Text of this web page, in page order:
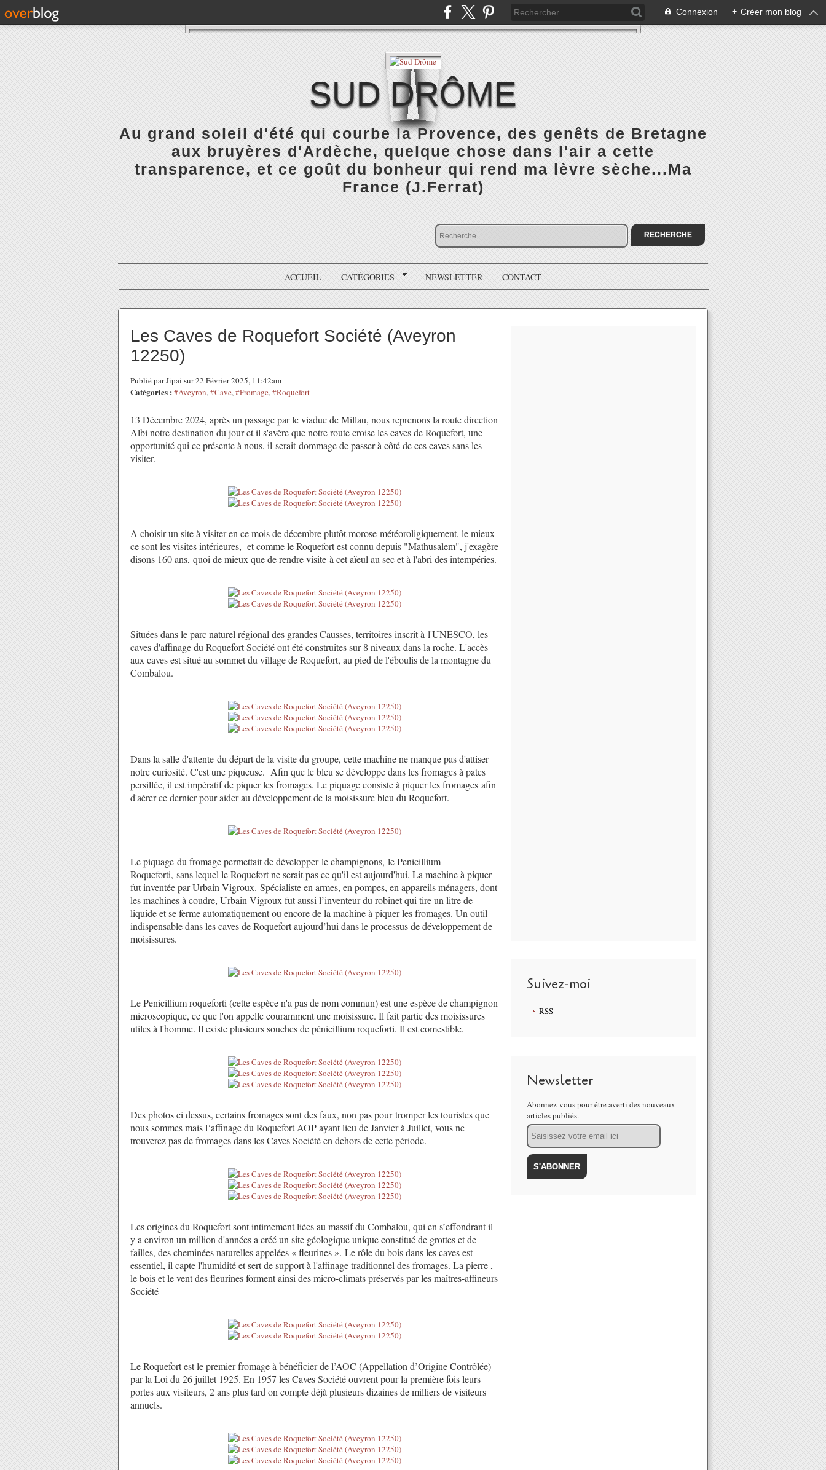
Connexion + Créer mon blog
SUD DRÔME
Au grand soleil d'été qui courbe la Provence, des genêts de Bretagne
aux bruyères d'Ardèche, quelque chose dans l'air a cette
transparence, et ce goût du bonheur qui rend ma lèvre sèche...Ma
France (J.Ferrat)
ACCUEIL CATÉGORIES NEWSLETTER CONTACT
Les Caves de Roquefort Société (Aveyron
12250)
Publié par Jipai sur 22 Février 2025, 11:42am
Catégories : #Aveyron,#Cave,#Fromage,#Roquefort
13 Décembre 2024, après un passage par le viaduc de Millau, nous reprenons la route direction
Albi notre destination du jour et il s'avère que notre route croise les caves de Roquefort, une
opportunité qui ce présente à nous, il serait dommage de passer à côté de ces caves sans les
visiter.
A choisir un site à visiter en ce mois de décembre plutôt morose météoroligiquement, le mieux
ce sont les visites intérieures, et comme le Roquefort est connu depuis "Mathusalem", j'exagère
disons 160 ans, quoi de mieux que de rendre visite à cet aïeul au sec et à l'abri des intempéries.
Situées dans le parc naturel régional des grandes Causses, territoires inscrit à l'UNESCO, les
caves d'affinage du Roquefort Société ont été construites sur 8 niveaux dans la roche. L'accès
aux caves est situé au sommet du village de Roquefort, au pied de l'éboulis de la montagne du
Combalou.
Dans la salle d'attente du départ de la visite du groupe, cette machine ne manque pas d'attiser
notre curiosité. C'est une piqueuse. Afin que le bleu se développe dans les fromages à pates
persillée, il est impératif de piquer les fromages. Le piquage consiste à piquer les fromages afin
d'aérer ce dernier pour aider au développement de la moisissure bleu du Roquefort.
Le piquage du fromage permettait de développer le champignons, le Penicillium
Roqueforti, sans lequel le Roquefort ne serait pas ce qu'il est aujourd'hui. La machine à piquer
fut inventée par Urbain Vigroux. Spécialiste en armes, en pompes, en appareils ménagers, dont
les machines à coudre, Urbain Vigroux fut aussi l’inventeur du robinet qui tire un litre de
liquide et se ferme automatiquement ou encore de la machine à piquer les fromages. Un outil
indispensable dans les caves de Roquefort aujourd’hui dans le processus de développement de
moisissures.
Le Penicillium roqueforti (cette espèce n'a pas de nom commun) est une espèce de champignon
microscopique, ce que l'on appelle couramment une moisissure. Il fait partie des moisissures
utiles à l'homme. Il existe plusieurs souches de pénicillium roqueforti. Il est comestible.
Des photos ci dessus, certains fromages sont des faux, non pas pour tromper les touristes que
nous sommes mais l‘affinage du Roquefort AOP ayant lieu de Janvier à Juillet, vous ne
trouverez pas de fromages dans les Caves Société en dehors de cette période.
Les origines du Roquefort sont intimement liées au massif du Combalou, qui en s’effondrant il
y a environ un million d'années a créé un site géologique unique constitué de grottes et de
failles, des cheminées naturelles appelées « fleurines ». Le rôle du bois dans les caves est
essentiel, il capte l'humidité et sert de support à l'affinage traditionnel des fromages. La pierre ,
le bois et le vent des fleurines forment ainsi des micro-climats préservés par les maîtres-affineurs
Société
Le Roquefort est le premier fromage à bénéficier de l’AOC (Appellation d’Origine Contrôlée)
par la Loi du 26 juillet 1925. En 1957 les Caves Société ouvrent pour la première fois leurs
portes aux visiteurs, 2 ans plus tard on compte déjà plusieurs dizaines de milliers de visiteurs
annuels.
Suivez-moi
RSS
Newsletter
Abonnez-vous pour être averti des nouveaux
articles publiés.
Email